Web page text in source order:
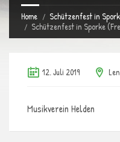
Home
Schützenfest in
Schützenfest in Sporke
12. Juli 2019
Musikverein Helden